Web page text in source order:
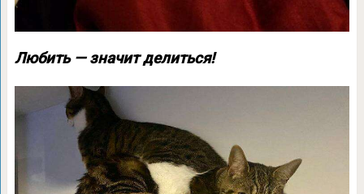
Любить — значит делиться!